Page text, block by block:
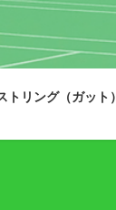
トリング（ガット）